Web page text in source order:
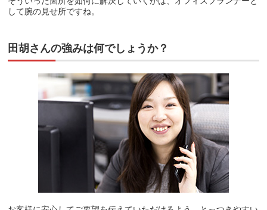
して腕の見せ所ですね。
田胡さんの強みは何でしょうか？